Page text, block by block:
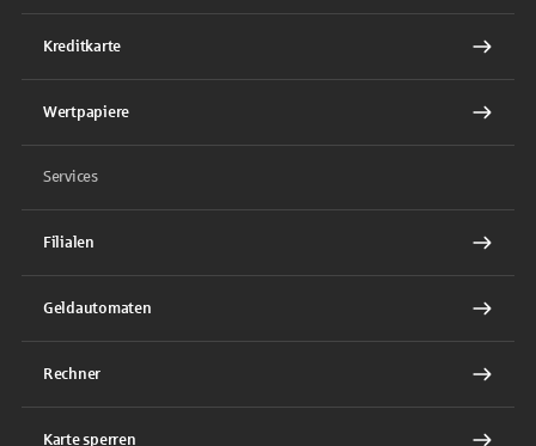
Kreditkarte
Wertpapiere
Services
Filialen
Geldautomaten
Rechner
Karte sperren